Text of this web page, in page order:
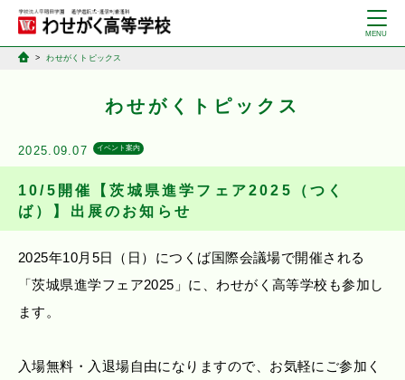
わせがくトピックス
わせがくトピックス
2025.09.07 イベント案内
10/5開催【茨城県進学フェア2025（つく
ば）】出展のお知らせ
2025年10月5日（日）につくば国際会議場で開催される
「茨城県進学フェア2025」に、わせがく高等学校も参加し
ます。
入場無料・入退場自由になりますので、お気軽にご参加く